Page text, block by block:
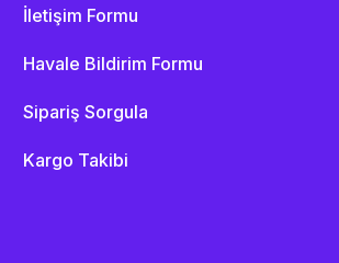
İletişim Formu
Havale Bildirim Formu
Sipariş Sorgula
Kargo Takibi